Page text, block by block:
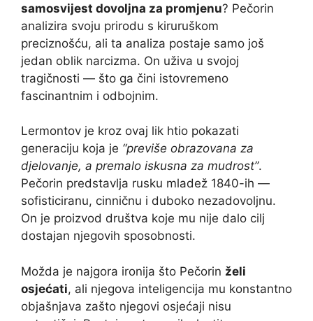
samosvijest dovoljna za promjenu? Pečorin
analizira svoju prirodu s kiruruškom
preciznošću, ali ta analiza postaje samo još
jedan oblik narcizma. On uživa u svojoj
tragičnosti — što ga čini istovremeno
fascinantnim i odbojnim.
Lermontov je kroz ovaj lik htio pokazati
generaciju koja je “previše obrazovana za
djelovanje, a premalo iskusna za mudrost”.
Pečorin predstavlja rusku mladež 1840-ih —
sofisticiranu, cinničnu i duboko nezadovoljnu.
On je proizvod društva koje mu nije dalo cilj
dostajan njegovih sposobnosti.
Možda je najgora ironija što Pečorin želi
osjećati, ali njegova inteligencija mu konstantno
objašnjava zašto njegovi osjećaji nisu